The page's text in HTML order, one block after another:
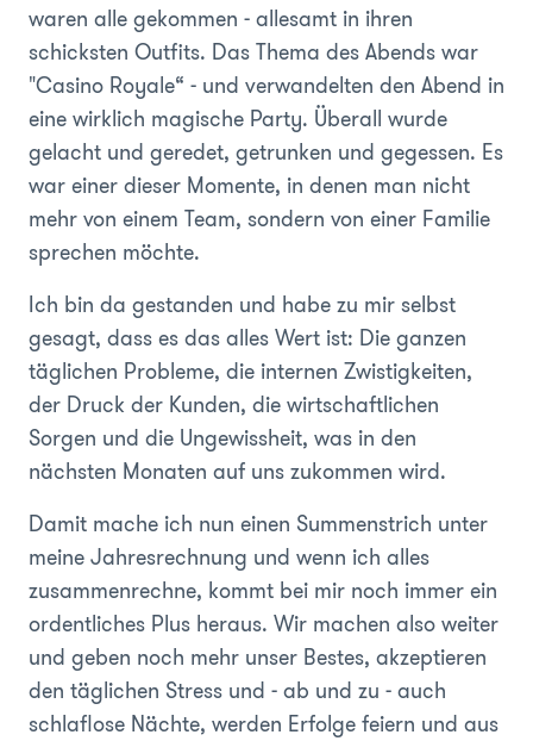
waren alle gekommen - allesamt in ihren
schicksten Outfits. Das Thema des Abends war
"Casino Royale“ - und verwandelten den Abend in
eine wirklich magische Party. Überall wurde
gelacht und geredet, getrunken und gegessen. Es
war einer dieser Momente, in denen man nicht
mehr von einem Team, sondern von einer Familie
sprechen möchte.
Ich bin da gestanden und habe zu mir selbst
gesagt, dass es das alles Wert ist: Die ganzen
täglichen Probleme, die internen Zwistigkeiten,
der Druck der Kunden, die wirtschaftlichen
Sorgen und die Ungewissheit, was in den
nächsten Monaten auf uns zukommen wird.
Damit mache ich nun einen Summenstrich unter
meine Jahresrechnung und wenn ich alles
zusammenrechne, kommt bei mir noch immer ein
ordentliches Plus heraus. Wir machen also weiter
und geben noch mehr unser Bestes, akzeptieren
den täglichen Stress und - ab und zu - auch
schlaflose Nächte, werden Erfolge feiern und aus